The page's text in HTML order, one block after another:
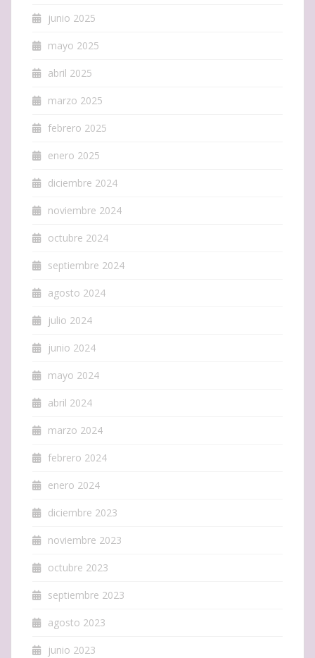
junio 2025
mayo 2025
abril 2025
marzo 2025
febrero 2025
enero 2025
diciembre 2024
noviembre 2024
octubre 2024
septiembre 2024
agosto 2024
julio 2024
junio 2024
mayo 2024
abril 2024
marzo 2024
febrero 2024
enero 2024
diciembre 2023
noviembre 2023
octubre 2023
septiembre 2023
agosto 2023
junio 2023